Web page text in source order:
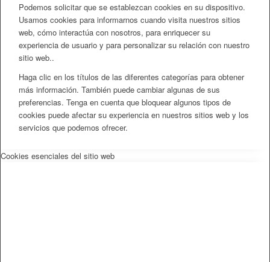
Podemos solicitar que se establezcan cookies en su dispositivo.
Usamos cookies para informarnos cuando visita nuestros sitios
web, cómo interactúa con nosotros, para enriquecer su
experiencia de usuario y para personalizar su relación con nuestro
sitio web..
Haga clic en los títulos de las diferentes categorías para obtener
más información. También puede cambiar algunas de sus
preferencias. Tenga en cuenta que bloquear algunos tipos de
cookies puede afectar su experiencia en nuestros sitios web y los
servicios que podemos ofrecer.
Cookies esenciales del sitio web